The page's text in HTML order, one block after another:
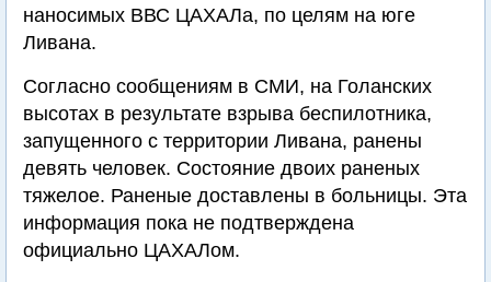
наносимых ВВС ЦАХАЛа, по целям на юге
Ливана.
Согласно сообщениям в СМИ, на Голанских
высотах в результате взрыва беспилотника,
запущенного с территории Ливана, ранены
девять человек. Состояние двоих раненых
тяжелое. Раненые доставлены в больницы. Эта
информация пока не подтверждена
официально ЦАХАЛом.